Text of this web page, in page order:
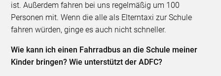
ist. Außerdem fahren bei uns regelmäßig um 100
Personen mit. Wenn die alle als Elterntaxi zur Schule
fahren würden, ginge es auch nicht schneller.
Wie kann ich einen Fahrradbus an die Schule meiner
Kinder bringen? Wie unterstützt der ADFC?